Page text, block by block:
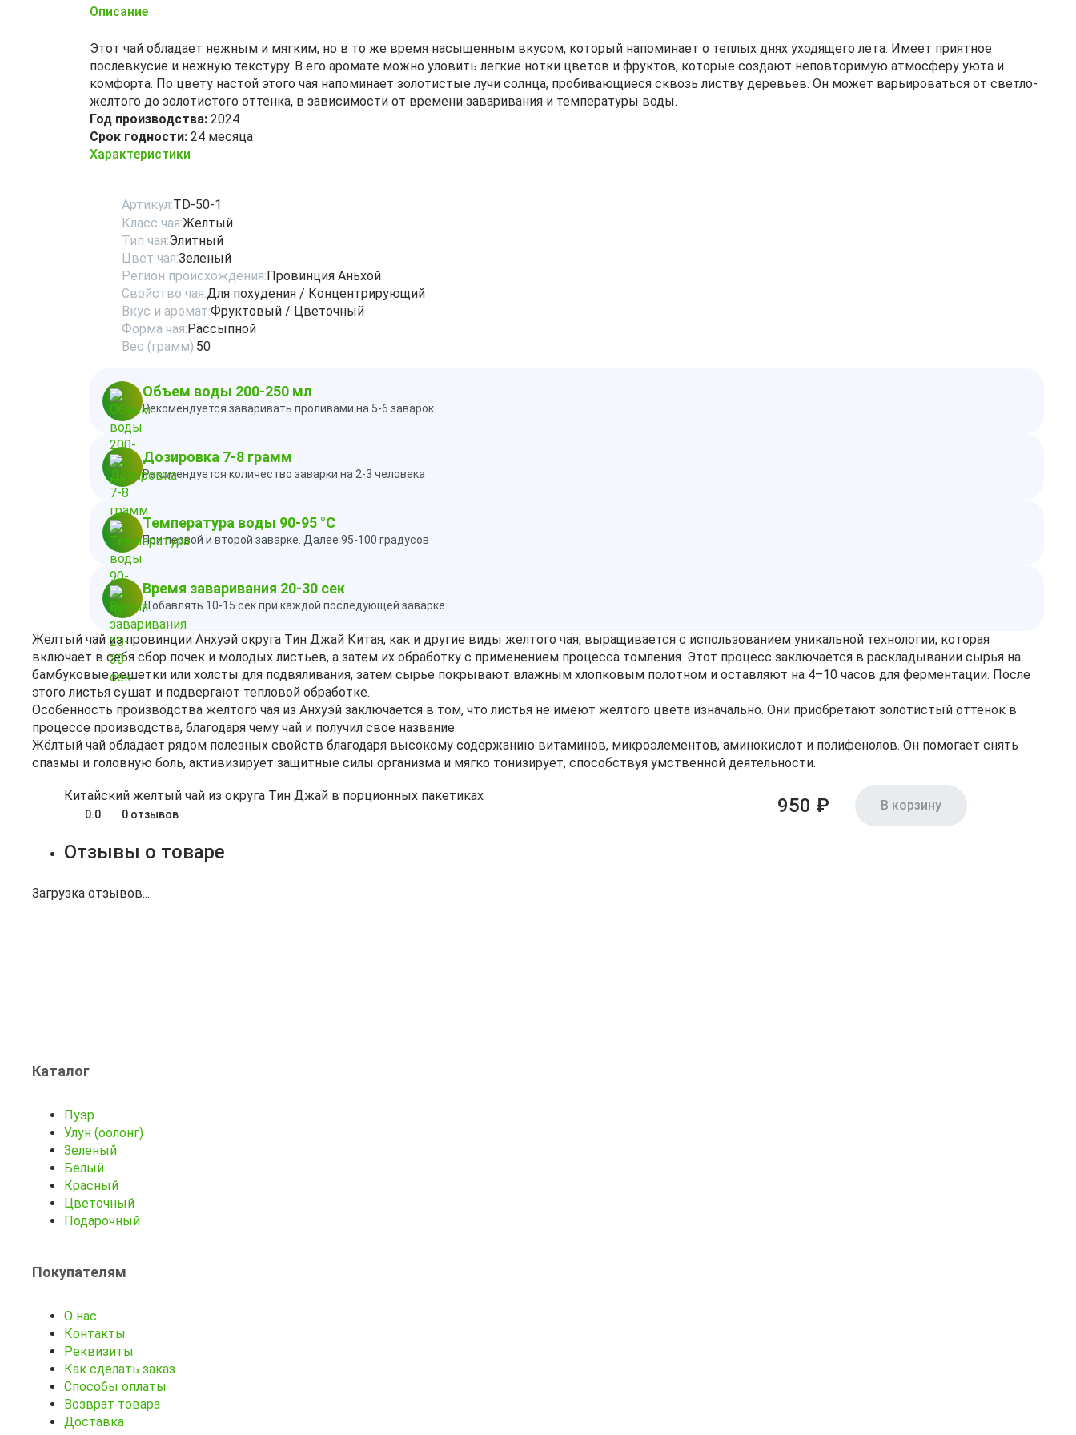
Описание
Этот чай обладает нежным и мягким, но в то же время насыщенным вкусом, который напоминает о теплых днях уходящего лета. Имеет приятное
послевкусие и нежную текстуру. В его аромате можно уловить легкие нотки цветов и фруктов, которые создают неповторимую атмосферу уюта и
комфорта. По цвету настой этого чая напоминает золотистые лучи солнца, пробивающиеся сквозь листву деревьев. Он может варьироваться от светло-
желтого до золотистого оттенка, в зависимости от времени заваривания и температуры воды.
Год производства: 2024
Срок годности: 24 месяца
Характеристики
Артикул:TD-50-1
Класс чая:Желтый
Тип чая:Элитный
Цвет чая:Зеленый
Регион происхождения:Провинция Аньхой
Свойство чая:Для похудения / Концентрирующий
Вкус и аромат:Фруктовый / Цветочный
Форма чая:Рассыпной
Вес (грамм):50
Объем воды 200-250 мл
Рекомендуется заваривать проливами на 5-6 заварок
Дозировка 7-8 грамм
Рекомендуется количество заварки на 2-3 человека
Температура воды 90-95 °C
При первой и второй заварке. Далее 95-100 градусов
Время заваривания 20-30 сек
Добавлять 10-15 сек при каждой последующей заварке
Желтый чай из провинции Анхуэй округа Тин Джай Китая, как и другие виды желтого чая, выращивается с использованием уникальной технологии, которая
включает в себя сбор почек и молодых листьев, а затем их обработку с применением процесса томления. Этот процесс заключается в раскладывании сырья на
бамбуковые решетки или холсты для подвяливания, затем сырье покрывают влажным хлопковым полотном и оставляют на 4–10 часов для ферментации. После
этого листья сушат и подвергают тепловой обработке.
Особенность производства желтого чая из Анхуэй заключается в том, что листья не имеют желтого цвета изначально. Они приобретают золотистый оттенок в
процессе производства, благодаря чему чай и получил свое название.
Жёлтый чай обладает рядом полезных свойств благодаря высокому содержанию витаминов, микроэлементов, аминокислот и полифенолов. Он помогает снять
спазмы и головную боль, активизирует защитные силы организма и мягко тонизирует, способствуя умственной деятельности.
Китайский желтый чай из округа Тин Джай в порционных пакетиках
0.0 0 отзывов 950 ₽ В корзину
Отзывы о товаре
Загрузка отзывов...
Каталог
Пуэр
Улун (оолонг)
Зеленый
Белый
Красный
Цветочный
Подарочный
Покупателям
О нас
Контакты
Реквизиты
Как сделать заказ
Способы оплаты
Возврат товара
Доставка